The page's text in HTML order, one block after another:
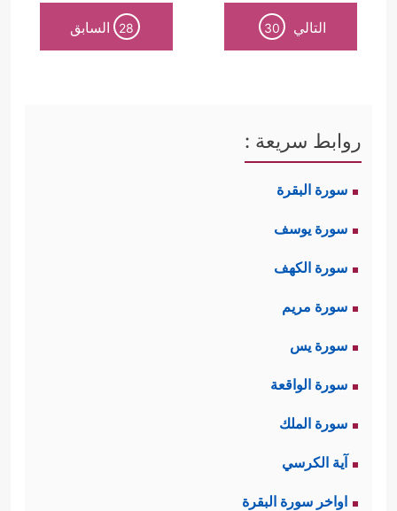
التالي 30
28 السابق
روابط سريعة :
سورة البقرة
سورة يوسف
سورة الكهف
سورة مريم
سورة يس
سورة الواقعة
سورة الملك
آية الكرسي
اواخر سورة البقرة